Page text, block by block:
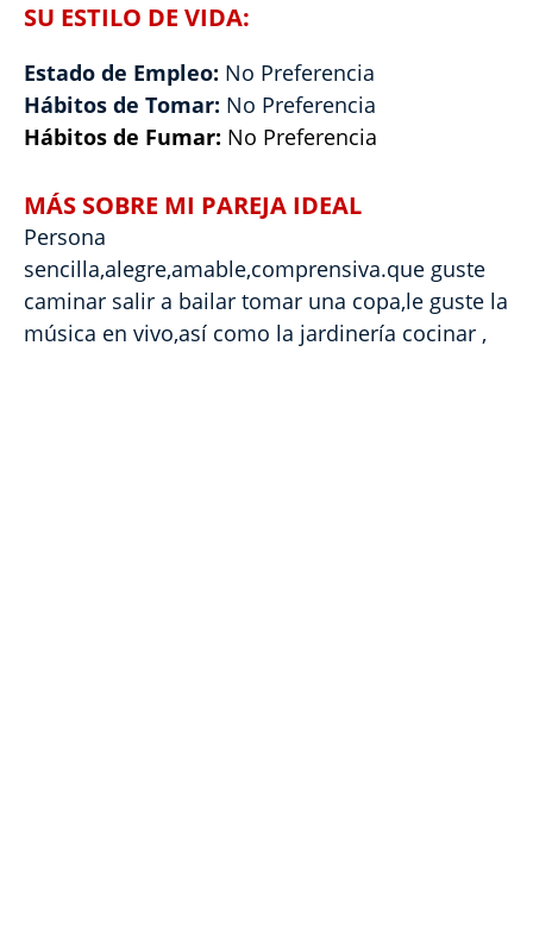
SU ESTILO DE VIDA:
Estado de Empleo: No Preferencia
Hábitos de Tomar: No Preferencia
Hábitos de Fumar: No Preferencia
MÁS SOBRE MI PAREJA IDEAL
Persona
sencilla,alegre,amable,comprensiva.que guste
caminar salir a bailar tomar una copa,le guste la
música en vivo,así como la jardinería cocinar ,